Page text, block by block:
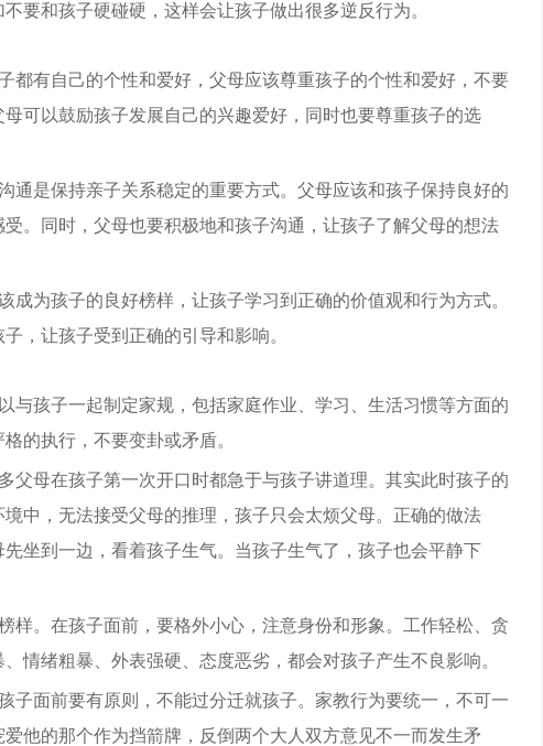
要和孩子硬碰硬，这样会让孩子做出很多逆反行为。
都有自己的个性和爱好，父母应该尊重孩子的个性和爱好，不要
可以鼓励孩子发展自己的兴趣爱好，同时也要尊重孩子的选
通是保持亲子关系稳定的重要方式。父母应该和孩子保持良好的
。同时，父母也要积极地和孩子沟通，让孩子了解父母的想法
成为孩子的良好榜样，让孩子学习到正确的价值观和行为方式。
，让孩子受到正确的引导和影响。
与孩子一起制定家规，包括家庭作业、学习、生活习惯等方面的
的执行，不要变卦或矛盾。
父母在孩子第一次开口时都急于与孩子讲道理。其实此时孩子的
中，无法接受父母的推理，孩子只会太烦父母。正确的做法
坐到一边，看着孩子生气。当孩子生气了，孩子也会平静下
样。在孩子面前，要格外小心，注意身份和形象。工作轻松、贪
情绪粗暴、外表强硬、态度恶劣，都会对孩子产生不良影响。
子面前要有原则，不能过分迁就孩子。家教行为要统一，不可一
他的那个作为挡箭牌，反倒两个大人双方意见不一而发生矛